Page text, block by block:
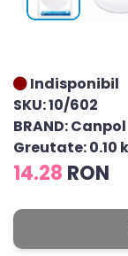
Indisponibil
SKU: 10/602
BRAND: Canpol
Greutate: 0.10
14.28 RON